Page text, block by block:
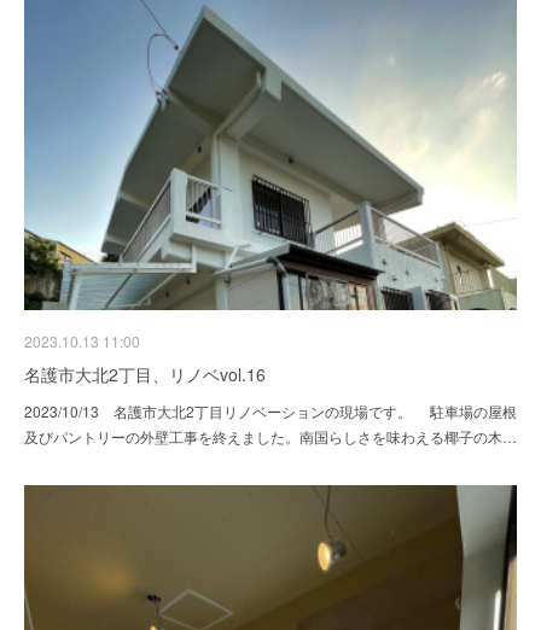
2023.10.13 11:00
名護市大北2丁目、リノベvol.16
2023/10/13 名護市大北2丁目リノベーションの現場です。 駐車場の屋根
及びパントリーの外壁工事を終えました。南国らしさを味わえる椰子の木…